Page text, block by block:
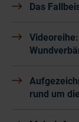
Das
rund um